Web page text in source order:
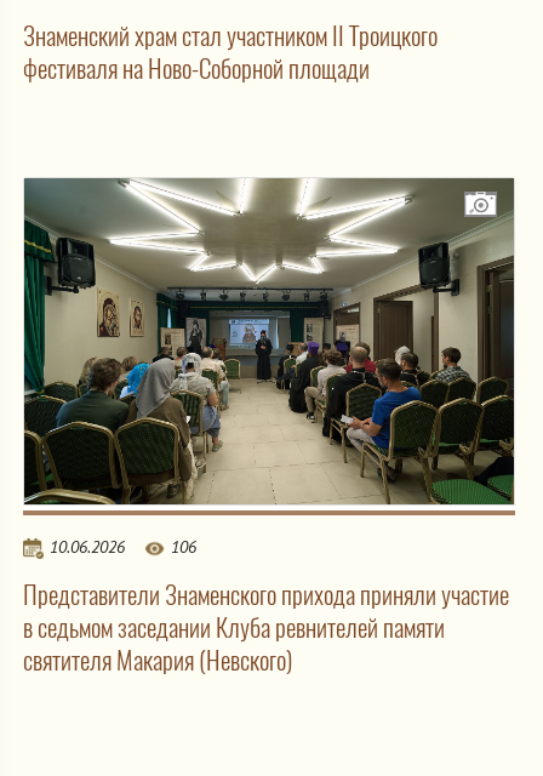
Знаменский храм стал участником II Троицкого
фестиваля на Ново-Соборной площади
10.06.2026 106
Представители Знаменского прихода приняли участие
в седьмом заседании Клуба ревнителей памяти
святителя Макария (Невского)